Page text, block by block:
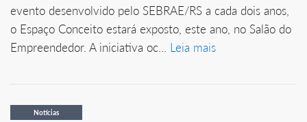
evento desenvolvido pelo SEBRAE/RS a cada dois anos,
o Espaço Conceito estará exposto, este ano, no Salão do
Empreendedor. A iniciativa oc... Leia mais
Notícias